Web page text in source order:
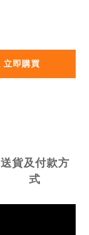
立即購買
送貨及付款方
式